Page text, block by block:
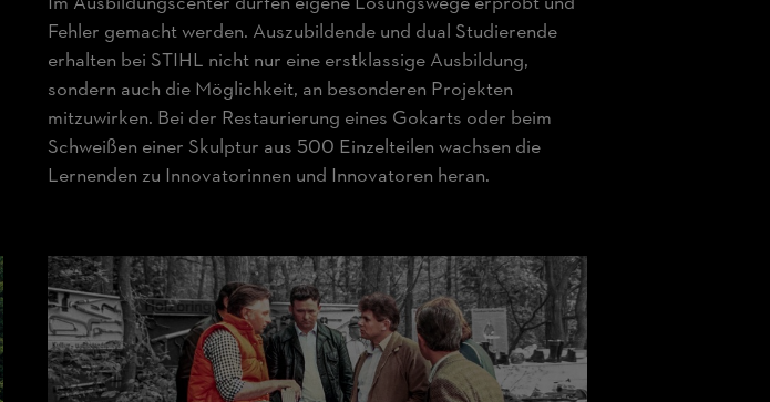
Fehler gemacht werden. Auszubildende und dual Studierende
erhalten bei STIHL nicht nur eine erstklassige Ausbildung,
sondern auch die Möglichkeit, an besonderen Projekten
mitzuwirken. Bei der Restaurierung eines Gokarts oder beim
Schweißen einer Skulptur aus 500 Einzelteilen wachsen die
Lernenden zu Innovatorinnen und Innovatoren heran.